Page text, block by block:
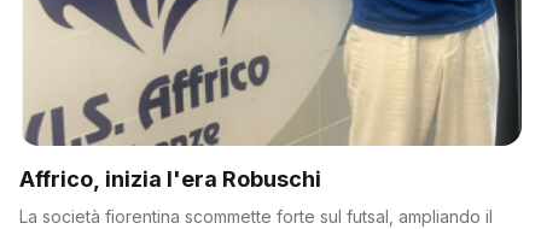
Affrico, inizia l'era Robuschi
La società fiorentina scommette forte sul futsal, ampliando il